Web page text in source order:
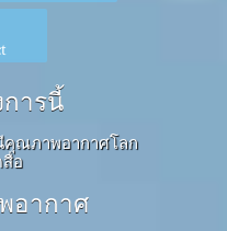
การนี้
คุณภาพอากาศโลก
อ
อากาศ